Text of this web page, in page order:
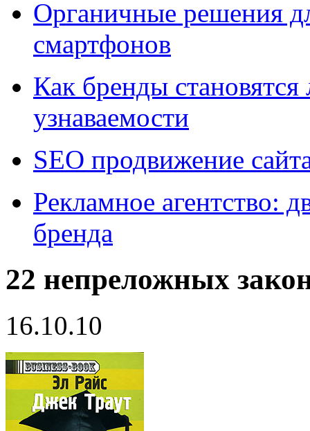
Органичные решения
смартфонов
Как бренды
узнаваемости
SEO продвижение
Рекламное агентство:
бренда
22 непреложных
16.10.10